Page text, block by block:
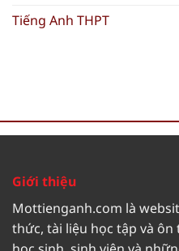
Tiếng Anh THPT
Giới thiệu
Mottienganh.com là
thức, tài liệu học tập và